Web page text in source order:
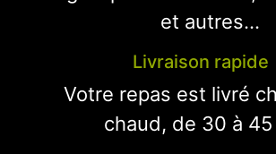
et autres...
Livraison rapide
Votre repas est livré
chaud, de 30 à 45